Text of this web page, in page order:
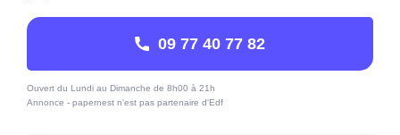
09 77 40 77 82
Ouvert du Lundi au Dimanche de 8h00 à 21h
Annonce - papernest n'est pas partenaire d'Edf